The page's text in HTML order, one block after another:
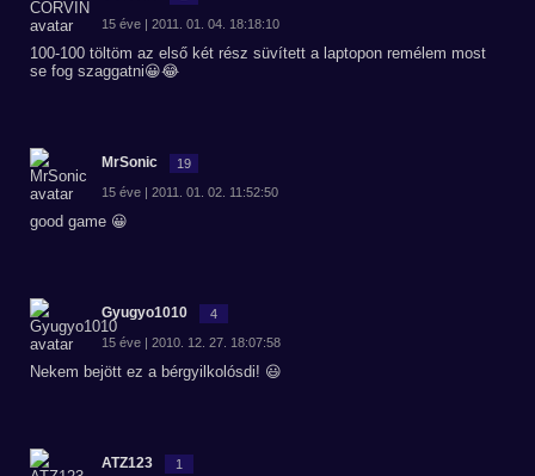
15 éve | 2011. 01. 04. 18:18:10
100-100 töltöm az első két rész süvített a laptopon remélem most
se fog szaggatni😀😂
MrSonic 19
15 éve | 2011. 01. 02. 11:52:50
good game 😀
Gyugyo1010 4
15 éve | 2010. 12. 27. 18:07:58
Nekem bejött ez a bérgyilkolósdi! 😃
ATZ123 1